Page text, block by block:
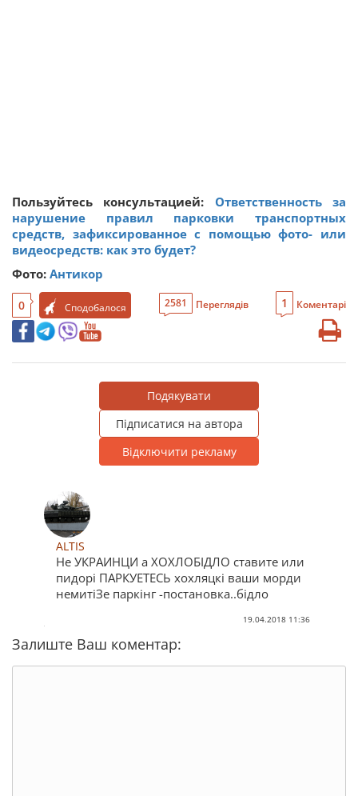
Пользуйтесь консультацией: Ответственность за
нарушение правил парковки транспортных
средств, зафиксированное с помощью фото- или
видеосредств: как это будет?
Фото: Антикор
0 Сподобалося 2581 Переглядів 1 Коментарі
Подякувати
Підписатися на автора
Відключити рекламу
ALTIS
Не УКРАИНЦИ а ХОХЛОБІДЛО ставите или
пидорі ПАРКУЕТЕСЬ хохляцкі ваши морди
немитіЗе паркінг -постановка..бідло
19.04.2018 11:36
Залиште Ваш коментар: